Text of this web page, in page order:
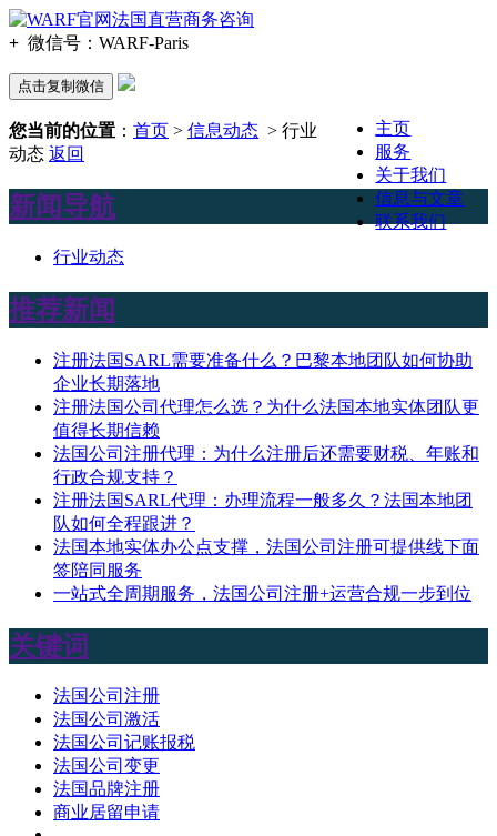
+ 微信号： WARF-Paris
点击复制微信
主页
服务
关于我们
信息与文章
联系我们
您当前的位置 ： 首页 > 信息动态 > 行业
动态 返回
新闻导航
行业动态
推荐新闻
注册法国SARL需要准备什么？巴黎本地团队如何协助
企业长期落地
注册法国公司代理怎么选？为什么法国本地实体团队更
值得长期信赖
法国公司注册代理：为什么注册后还需要财税、年账和
行政合规支持？
注册法国SARL代理：办理流程一般多久？法国本地团
队如何全程跟进？
法国本地实体办公点支撑，法国公司注册可提供线下面
签陪同服务
一站式全周期服务，法国公司注册+运营合规一步到位
关键词
法国公司注册
法国公司激活
法国公司记账报税
法国公司变更
法国品牌注册
商业居留申请